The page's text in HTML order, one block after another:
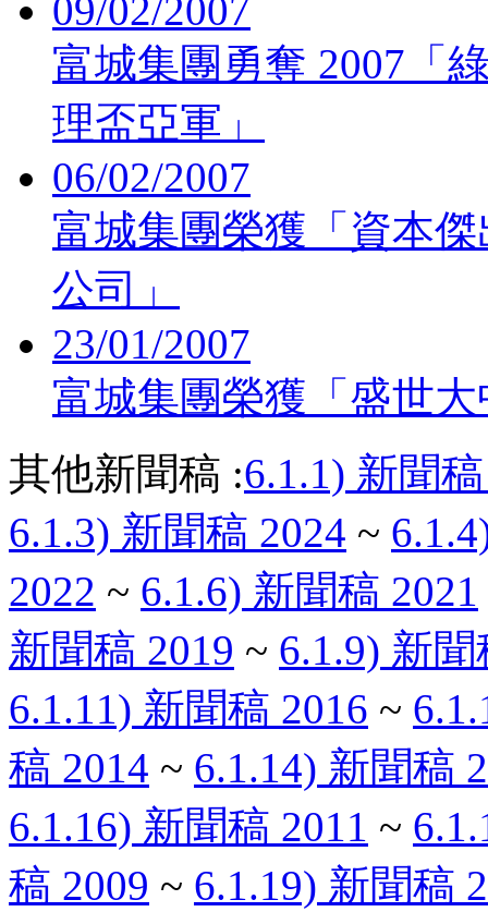
09/02/2007
富城集團勇奪 2007「
理盃亞軍」
06/02/2007
富城集團榮獲「資本
公司」
23/01/2007
富城集團榮獲「盛世
其他新聞稿 :6.1.1) 新聞
6.1.3) 新聞稿 2024 ~
2022 ~ 6.1.6) 新聞稿 2021
新聞稿 2019 ~ 6.1.9) 新聞
6.1.11) 新聞稿 2016 ~
稿 2014 ~ 6.1.14) 新聞稿
6.1.16) 新聞稿 2011 ~
稿 2009 ~ 6.1.19) 新聞稿